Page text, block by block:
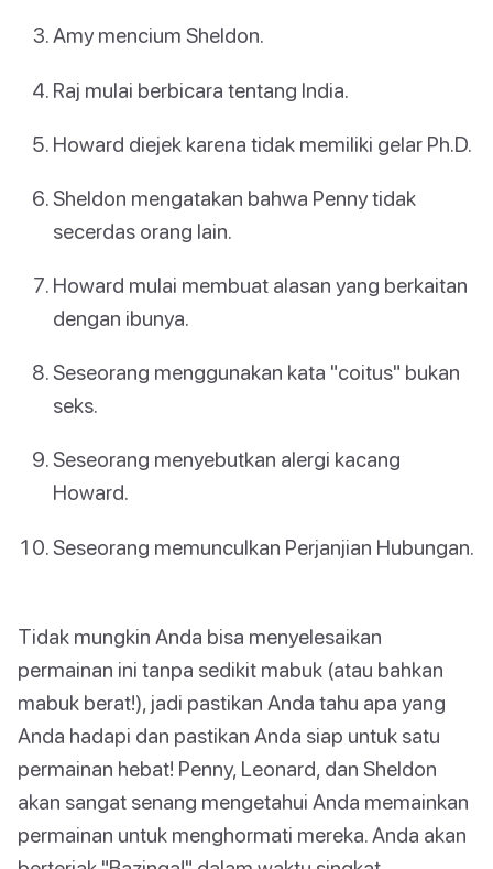
Amy mencium Sheldon.
Raj mulai berbicara tentang India.
Howard diejek karena tidak memiliki gelar Ph.D.
Sheldon mengatakan bahwa Penny tidak
secerdas orang lain.
Howard mulai membuat alasan yang berkaitan
dengan ibunya.
Seseorang menggunakan kata "coitus" bukan
seks.
Seseorang menyebutkan alergi kacang
Howard.
Seseorang memunculkan Perjanjian Hubungan.
Tidak mungkin Anda bisa menyelesaikan
permainan ini tanpa sedikit mabuk (atau bahkan
mabuk berat!), jadi pastikan Anda tahu apa yang
Anda hadapi dan pastikan Anda siap untuk satu
permainan hebat! Penny, Leonard, dan Sheldon
akan sangat senang mengetahui Anda memainkan
permainan untuk menghormati mereka. Anda akan